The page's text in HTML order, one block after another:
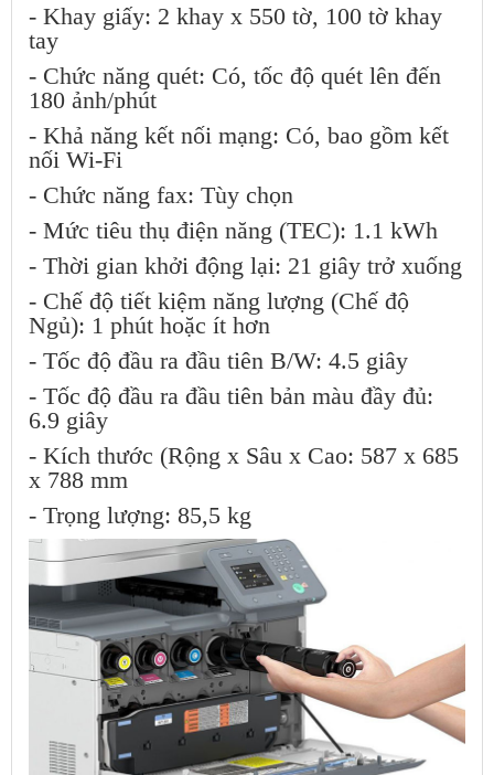
- Khay giấy: 2 khay x 550 tờ, 100 tờ khay
tay
- Chức năng quét: Có, tốc độ quét lên đến
180 ảnh/phút
- Khả năng kết nối mạng: Có, bao gồm kết
nối Wi-Fi
- Chức năng fax: Tùy chọn
- Mức tiêu thụ điện năng (TEC): 1.1 kWh
- Thời gian khởi động lại: 21 giây trở xuống
- Chế độ tiết kiệm năng lượng (Chế độ
Ngủ): 1 phút hoặc ít hơn
- Tốc độ đầu ra đầu tiên B/W: 4.5 giây
- Tốc độ đầu ra đầu tiên bản màu đầy đủ:
6.9 giây
- Kích thước (Rộng x Sâu x Cao: 587 x 685
x 788 mm
- Trọng lượng: 85,5 kg